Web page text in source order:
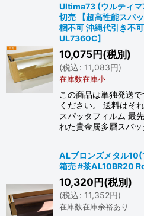
Ultima73 (ウルティ
切売 【超高性能スパ
梱不可 沖縄代引き不
UL7360C]
10,075円(税別)
(税込: 11,083円)
在庫数在庫小
この商品は単独発送
ください。 送料はそ
スパッタフィルム 最
れた貴金属多層スパ
ALブロンズメタル
箱売 #茶AL10BR20
10,320円(税別)
(税込: 11,352円)
在庫数在庫余裕あり